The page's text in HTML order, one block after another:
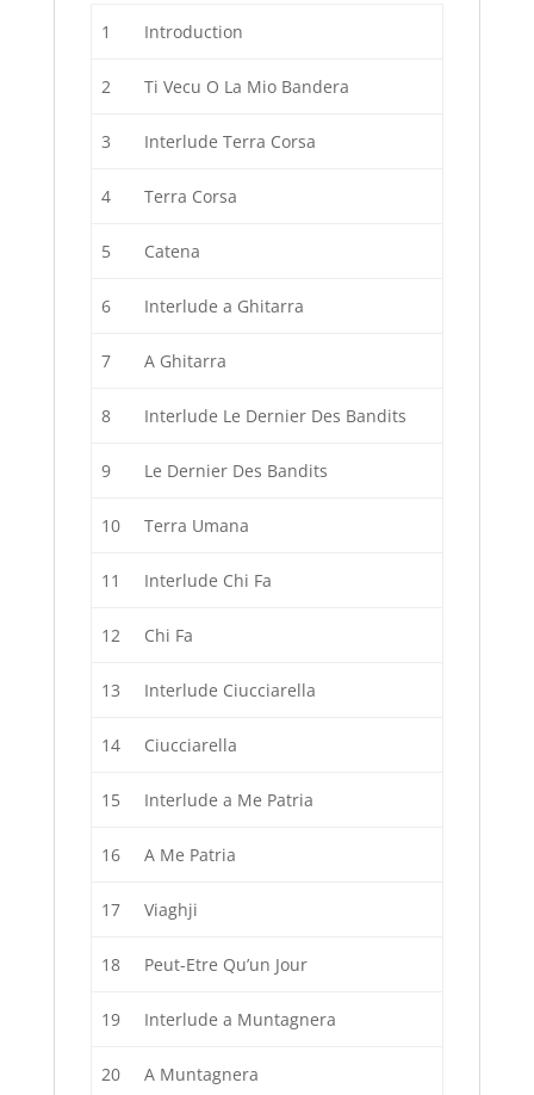
1 Introduction
2 Ti Vecu O La Mio Bandera
3 Interlude Terra Corsa
4 Terra Corsa
5 Catena
6 Interlude a Ghitarra
7 A Ghitarra
8 Interlude Le Dernier Des Bandits
9 Le Dernier Des Bandits
10 Terra Umana
11 Interlude Chi Fa
12 Chi Fa
13 Interlude Ciucciarella
14 Ciucciarella
15 Interlude a Me Patria
16 A Me Patria
17 Viaghji
18 Peut-Etre Qu’un Jour
19 Interlude a Muntagnera
20 A Muntagnera